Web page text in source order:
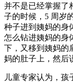
并不是已经掌握了
子的时候，5 周岁
种子进到姨妈的身
怎么钻进姨妈的身
下，又移到姨妈的
妈的肚子上，然后
儿童专家认为，